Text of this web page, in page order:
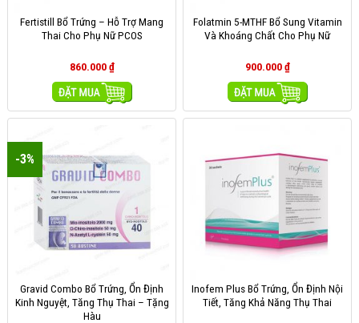
Fertistill Bổ Trứng – Hỗ Trợ Mang
Thai Cho Phụ Nữ PCOS
860.000₫
MUA HÀNG
Folatmin 5-MTHF Bổ Sung Vitamin
Và Khoáng Chất Cho Phụ Nữ
900.000₫
MUA HÀNG
-3%
Gravid Combo Bổ Trứng, Ổn Định
Kinh Nguyệt, Tăng Thụ Thai – Tặng
Hàu
Inofem Plus Bổ Trứng, Ổn Định Nội
Tiết, Tăng Khả Năng Thụ Thai